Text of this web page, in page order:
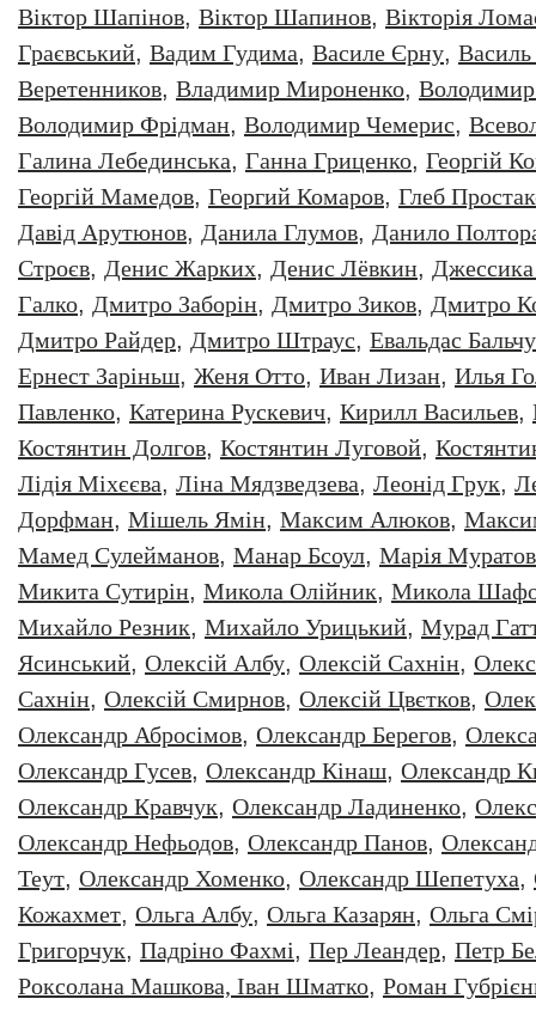
Віктор Шапінов, Віктор Шапинов, Вікторія
Граєвський, Вадим Гудима, Василе Єрну,
Веретенников, Владимир Мироненко,
Володимир Фрідман, Володимир Чемерис,
Галина Лебединська, Ганна Гриценко, Георгiй
Георгій Мамедов, Георгий Комаров, Глеб
Давiд Арутюнов, Данила Глумов, Данило
Строєв, Денис Жарких, Денис Лёвкин,
Галко, Дмитро Заборiн, Дмитро Зиков, Дмитро
Дмитро Райдер, Дмитро Штраус, Евальдас
Ернест Заріньш, Женя Отто, Иван Лизан, Илья
Павленко, Катерина Рускевич, Кирилл Васильев,
Костянтин Долгов, Костянтин Луговой,
Лідія Міхєєва, Ліна Мядзведзева, Леонiд Грук,
Дорфман, Мішель Ямін, Максим Алюков,
Мамед Сулейманов, Манар Бсоул, Марія
Микита Сутирін, Микола Олійник, Микола
Михайло Резник, Михайло Урицький, Мурад
Ясинський, Олексiй Албу, Олексiй Сахнiн,
Сахнін, Олексій Смирнов, Олексій Цвєтков,
Олександр Абросімов, Олександр Берегов,
Олександр Гусев, Олександр Кінаш, Олександр
Олександр Кравчук, Олександр Ладиненко,
Олександр Нефьодов, Олександр Панов,
Теут, Олександр Хоменко, Олександр Шепетуха,
Кожахмет, Ольга Албу, Ольга Казарян, Ольга
Григорчук, Падріно Фахмі, Пер Леандер, Петр
Роксолана Машкова, Іван Шматко, Роман